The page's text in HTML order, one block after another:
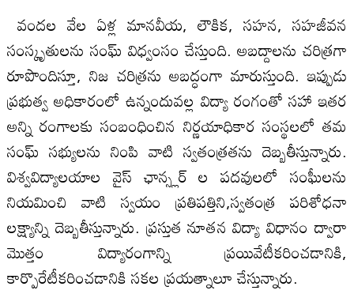
వందల వేల ఏళ్ల మానవీయ, లౌకిక, సహన, సహజీవన
సంస్కృతులను సంఘ్ విధ్వంసం చేస్తుంది. అబద్దాలను చరిత్రగా
రూపొందిస్తూ, నిజ చరిత్రను అబద్ధంగా మారుస్తుంది. ఇప్పుడు
ప్రభుత్వ అధికారంలో ఉన్నందువల్ల విద్యా రంగంతో సహా ఇతర
అన్ని రంగాలకు సంబంధించిన నిర్ణయాధికార సంస్థలలో తమ
సంఘ్ సభ్యులను నింపి వాటి స్వతంత్రతను దెబ్బతీస్తున్నారు.
విశ్వవిద్యాలయాల వైస్ ఛాన్స్లర్ ల పదవులలో సంఘీలను
నియమించి వాటి స్వయం ప్రతిపత్తిని,స్వతంత్ర పరిశోధనా
లక్ష్యాన్ని దెబ్బతీస్తున్నారు. ప్రస్తుత నూతన విద్యా విధానం ద్వారా
మొత్తం విద్యారంగాన్ని ప్రయివేటీకరించడానికి,
కార్పొరేటీకరించడానికి సకల ప్రయత్నాలూ చేస్తున్నారు.